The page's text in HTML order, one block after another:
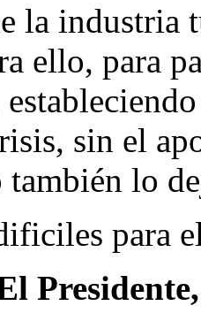
la industria
ello, para
sin el
también lo
para